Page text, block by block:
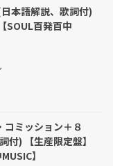
本語解説、歌詞付)
SOUL百発百中
コミッション＋８
付) 【生産限定盤】
】